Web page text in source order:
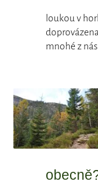
loukou v
mnohé z